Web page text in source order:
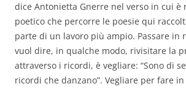
dice Antonietta Gnerre nel verso in cui è
poetico che percorre le poesie qui
parte di un lavoro più ampio. Passare in
vuol dire, in qualche modo, rivisitare la
attraverso i ricordi, è vegliare: “Sono di
ricordi che danzano”. Vegliare per fare